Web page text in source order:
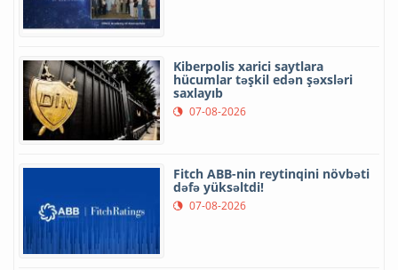
Kiberpolis xarici saytlara
hücumlar təşkil edən şəxsləri
saxlayıb
07-08-2026
Fitch ABB-nin reytinqini növbəti
dəfə yüksəltdi!
07-08-2026